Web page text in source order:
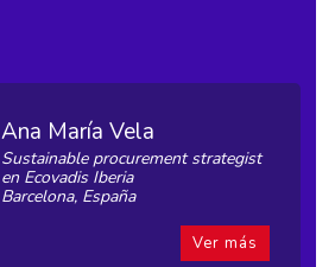
Ana María Vela
Sustainable procurement strategist
en Ecovadis Iberia
Barcelona, España
Ver más